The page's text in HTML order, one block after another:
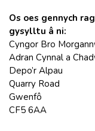
Os oes gennych
gysylltu â ni:
Cyngor Bro
Adran Cynnal a
Depo’r Alpau
Quarry Road
Gwenfô
CF5 6AA